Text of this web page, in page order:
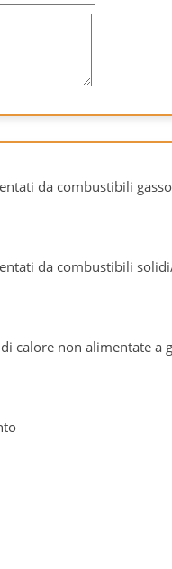
da combustibili
da combustibili
calore non alimentate a